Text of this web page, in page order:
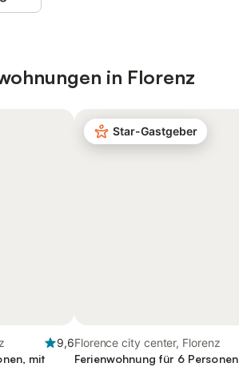
in Florenz
9,6
mit
Star-Gastgeber
Florence city center, Florenz
Ferienwohnung für 6 Personen